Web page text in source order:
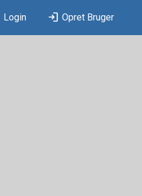
Login login Opret Bruger